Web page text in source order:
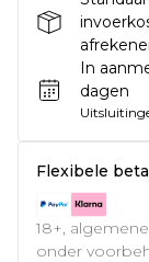
In
dagen
Flexibele
18+,
onder